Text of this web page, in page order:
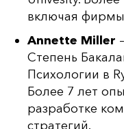
включая фирмы
Annette Miller
Степень
Психологии в
Более 7 лет
разработке
стратегий.